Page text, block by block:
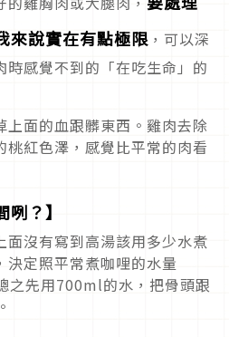
來說實在有點極限 ，可以深
時感覺不到的「在吃生命」的
面的血跟髒東西。雞肉去除
桃紅色澤，感覺比平常的肉看
咧？】
面沒有寫到高湯該用多少水煮
決定照平常煮咖哩的水量
先用700ml的水，把骨頭跟